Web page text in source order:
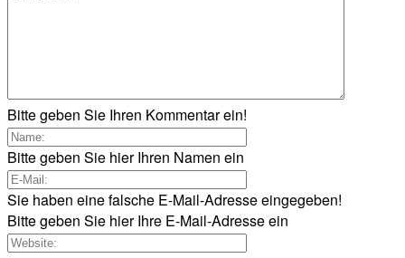
Bitte geben Sie Ihren Kommentar ein!
Bitte geben Sie hier Ihren Namen ein
Sie haben eine falsche E-Mail-Adresse eingegeben!
Bitte geben Sie hier Ihre E-Mail-Adresse ein